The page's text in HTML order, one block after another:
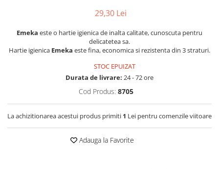
Detergenți pardoseli
Lemn și parchet
Detergent rufe capsule
Detergent rufe lichid
Detergent rufe pudră
Apă micelară
Demachiant
29,30 Lei
Emeka este o hartie igienica de inalta calitate, cunoscuta pentru
delicatetea sa.
Hartie igienica Emeka este fina, economica si rezistenta din 3 straturi.
STOC EPUIZAT
Durata de livrare: 24 - 72 ore
Cod Produs: 8705
La achizitionarea acestui produs primiti 1 Lei pentru comenzile viitoare
Adauga la Favorite